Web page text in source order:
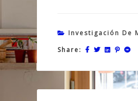
Investigación De
Share: